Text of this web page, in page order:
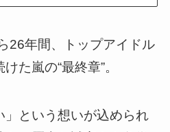
26年間、トップアイドル
た嵐の“最終章”。
」という想いが込められ